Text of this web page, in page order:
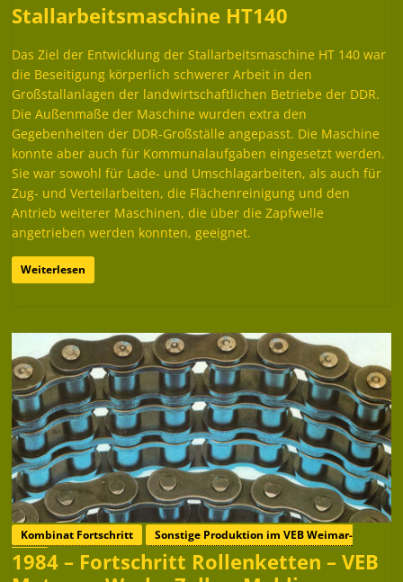
Stallarbeitsmaschine HT140
Das Ziel der Entwicklung der Stallarbeitsmaschine HT 140 war
die Beseitigung körperlich schwerer Arbeit in den
Großstallanlagen der landwirtschaftlichen Betriebe der DDR.
Die Außenmaße der Maschine wurden extra den
Gegebenheiten der DDR-Großställe angepasst. Die Maschine
konnte aber auch für Kommunalaufgaben eingesetzt werden.
Sie war sowohl für Lade- und Umschlagarbeiten, als auch für
Zug- und Verteilarbeiten, die Flächenreinigung und den
Antrieb weiterer Maschinen, die über die Zapfwelle
angetrieben werden konnten, geeignet.
Weiterlesen
Kombinat Fortschritt
Sonstige Produktion im VEB Weimar-
Werk
1984 – Fortschritt Rollenketten – VEB